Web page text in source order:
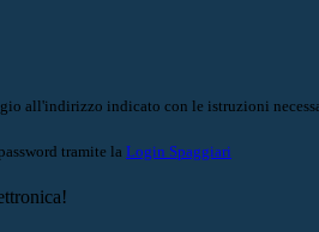
all'indirizzo indicato con le istruzioni
tramite la Login Spaggiari